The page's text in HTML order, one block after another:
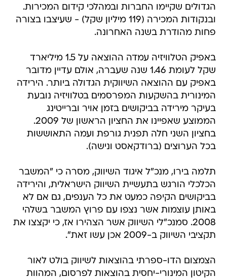
הגדולים שקיימו החברות ובמהלכי קידום המכירות.
ובנקודות המכירה (119 מיליון שקל) - שעיצבו בצורה
פחות מהודרת בשנה האחרונה.
באפיק הטלוויזיה עמדה ההוצאה על 1.5 מיליארד
שקל לעומת 1.46 שנה שעברה, אולם עדיין מדובר
באפיק עם ההוצאה השיווקית הגדולה ביותר. הירידה
המינורית בהשקעות המפרסמים בטלוויזיה נובעת
בעיקר מירידה בביקושים בזמן אויר וברייטינג
הממוצע שאפיינו את החציון הראשון של 2009.
בחציון השני חלה תפנית גורפת ועמה התאוששות
בכל הערוצים (ברודקאסט ונישה).
תלמה בירו, מנכ"ל איגוד השיווק, מסרה כי "המשבר
הכלכלי הורגש בתעשיית השיווק הישראלית, והירידה
בביקושים הקיפה כמעט את כל הענפים, גם אם לא
באותן עוצמות אשר נצפו עם פרוץ המשבר בשלהי
2008. סמנכ"לי השיווק אשר הצהירו אז, כי יקצצו את
תקציבי השיווק ב-2009 אכן עשו זאת".
הצמצום הדו-ספרתי בהוצאות לשיווק בולט לאור
הקיטון המינורי-יחסית בהוצאות לפרסום, המהוות